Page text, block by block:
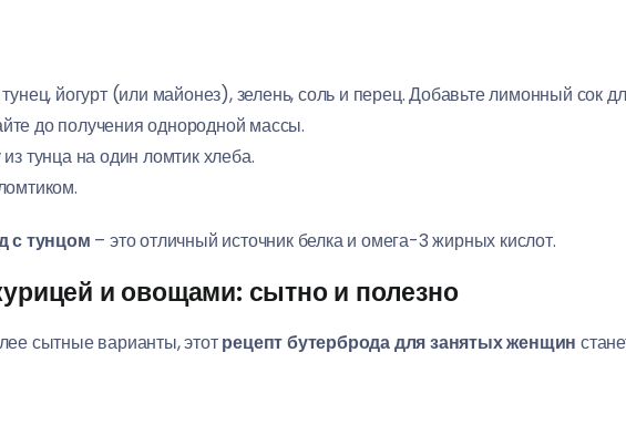
йогурт (или майонез), зелень, соль и перец. Добавьте лимонный сок
до получения однородной массы.
тунца на один ломтик хлеба.
с тунцом – это отличный источник белка и омега-3 жирных кислот.
и овощами: сытно и полезно
сытные варианты, этотрецепт бутерброда для занятых женщин